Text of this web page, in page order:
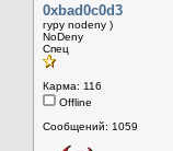
0xbad0c0d3
гуру nodeny )
NoDeny
Спец
Карма: 116
Offline
Сообщений: 1059